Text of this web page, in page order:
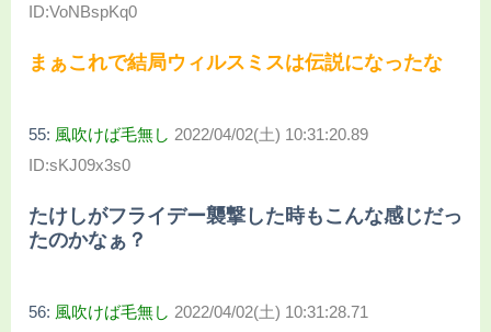
ID:VoNBspKq0
まぁこれで結局ウィルスミスは伝説になったな
55: 風吹けば毛無し 2022/04/02(土) 10:31:20.89
ID:sKJ09x3s0
たけしがフライデー襲撃した時もこんな感じだっ
たのかなぁ？
56: 風吹けば毛無し 2022/04/02(土) 10:31:28.71